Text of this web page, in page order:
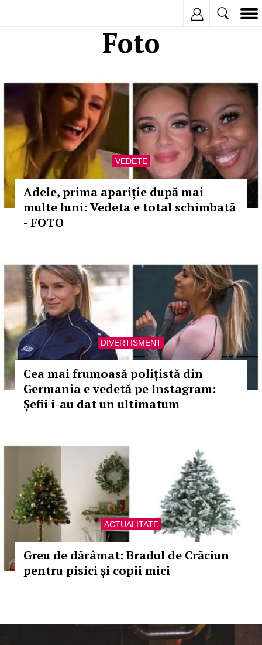
Foto
VEDETE
Adele, prima apariție după mai
multe luni: Vedeta e total schimbată
- FOTO
DIVERTISMENT
Cea mai frumoasă polițistă din
Germania e vedetă pe Instagram:
Șefii i-au dat un ultimatum
ACTUALITATE
Greu de dărâmat: Bradul de Crăciun
pentru pisici și copii mici